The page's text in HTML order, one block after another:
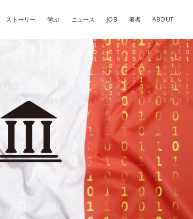
ストーリー 学ぶ ニュース JOB 著者 ABOUT